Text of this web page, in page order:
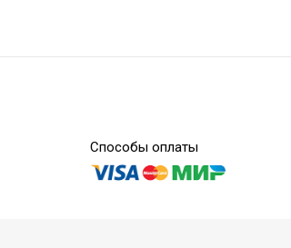
Способы оплаты